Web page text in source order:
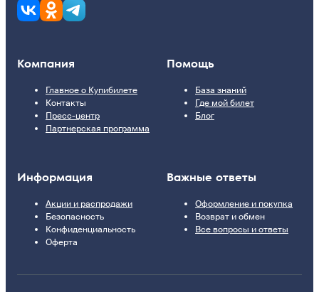
Компания
Главное о Купибилете
Контакты
Пресс-центр
Партнерская программа
Помощь
База знаний
Где мой билет
Блог
Информация
Акции и распродажи
Безопасность
Конфиденциальность
Оферта
Важные ответы
Оформление и покупка
Возврат и обмен
Все вопросы и ответы